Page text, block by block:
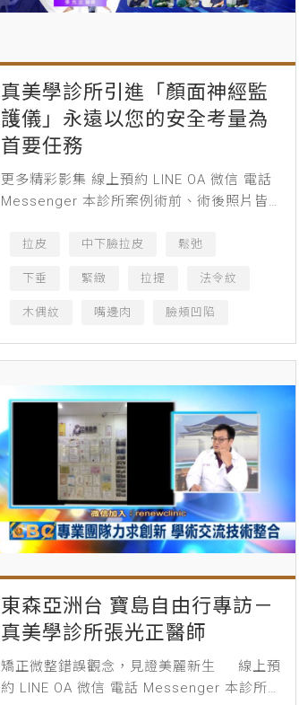
真美學診所引進「顏面神經監
護儀」永遠以您的安全考量為
首要任務
更多精彩影集 線上預約 LINE OA 微信 電話
Messenger 本診所案例術前、術後照片皆
衛生教育與醫療知識之使用，療程前請務必
拉皮 中下臉拉皮 鬆弛
下垂 緊緻 拉提 法令紋
木偶紋 嘴邊肉 臉頰凹陷
東森亞洲台 寶島自由行專訪－
真美學診所張光正醫師
矯正微整錯誤觀念，見證美麗新生 線上預
約 LINE OA 微信 電話 Messenger 本診所